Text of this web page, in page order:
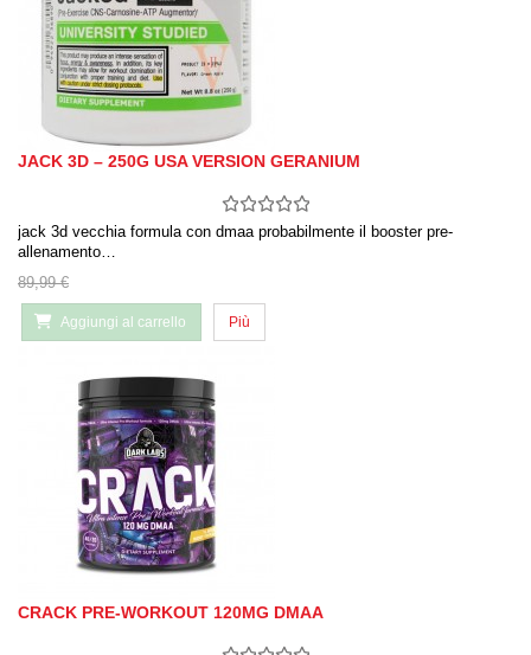
JACK 3D – 250G USA VERSION GERANIUM
jack 3d vecchia formula con dmaa probabilmente il booster pre-
allenamento…
89,99 €
Aggiungi al carrello Più
CRACK PRE-WORKOUT 120MG DMAA